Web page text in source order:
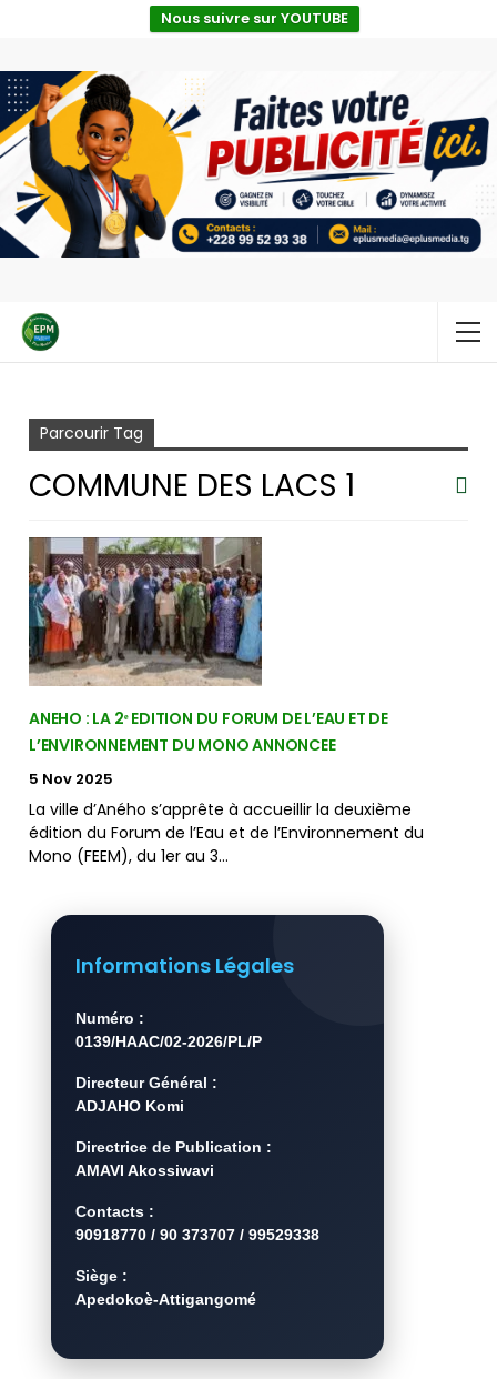
Nous suivre sur YOUTUBE
Parcourir Tag
COMMUNE DES LACS 1
ANEHO : LA 2ᵉ EDITION DU FORUM DE L’EAU ET DE
L’ENVIRONNEMENT DU MONO ANNONCEE
5 Nov 2025
La ville d’Aného s’apprête à accueillir la deuxième
édition du Forum de l’Eau et de l’Environnement du
Mono (FEEM), du 1er au 3…
Informations Légales
Numéro :
0139/HAAC/02-2026/PL/P
Directeur Général :
ADJAHO Komi
Directrice de Publication :
AMAVI Akossiwavi
Contacts :
90918770 / 90 373707 / 99529338
Siège :
Apedokoè-Attigangomé